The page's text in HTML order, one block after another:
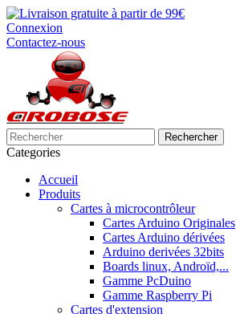
Connexion
Contactez-nous
Rechercher
Categories
Accueil
Produits
Cartes à microcontrôleur
Cartes Arduino Originales
Cartes Arduino dérivées
Arduino derivées 32bits
Boards linux, Androïd,...
Gamme PcDuino
Gamme Raspberry Pi
Cartes d'extension